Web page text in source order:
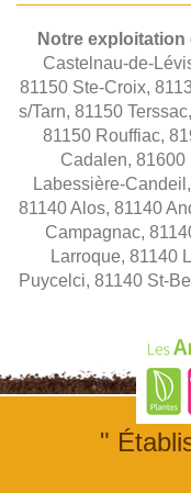
Notre exploitation
Castelnau-de-
81150 Ste-Croix,
s/Tarn, 81150
81150 Rouffiac,
Cadalen, 81600
Labessière-
81140 Alos, 81140
Campagnac,
Larroque, 81140
Puycelci, 81140 St-
"